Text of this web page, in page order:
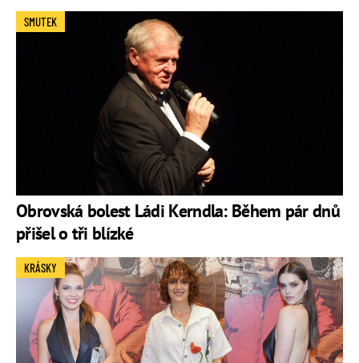
Obrovská bolest Ládi Kerndla: Během pár dnů
přišel o tři blízké
SMUTEK
KRÁSKY